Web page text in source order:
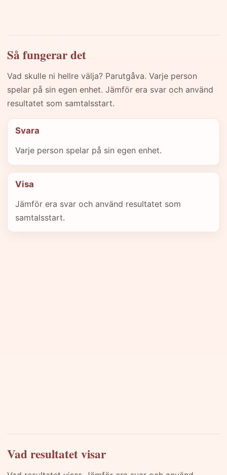
Så fungerar det
Vad skulle ni hellre välja? Parutgåva. Varje person
spelar på sin egen enhet. Jämför era svar och använd
resultatet som samtalsstart.
Svara
Varje person spelar på sin egen enhet.
Visa
Jämför era svar och använd resultatet som
samtalsstart.
Vad resultatet visar